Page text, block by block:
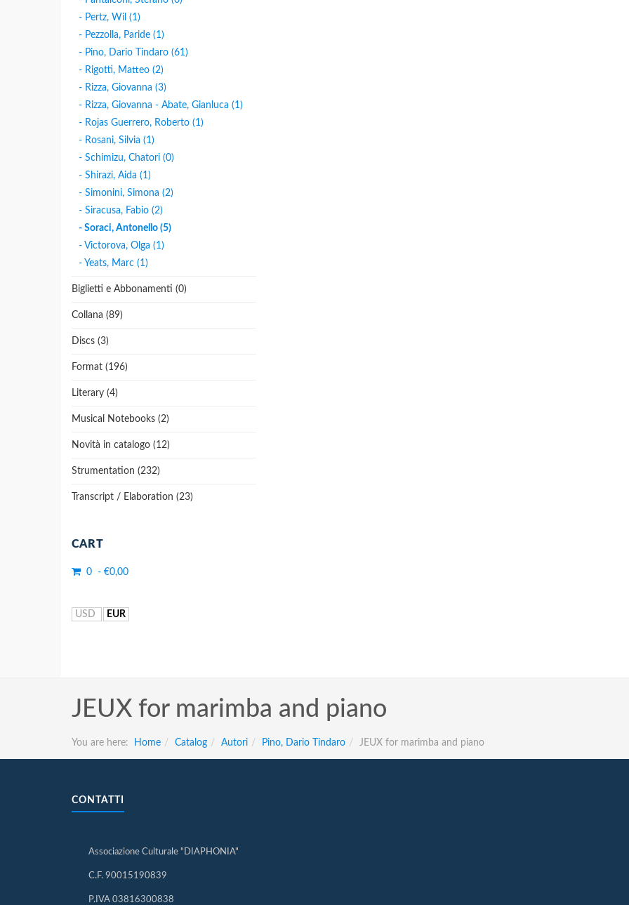
- Pertz, Wil (1)
- Pezzolla, Paride (1)
- Pino, Dario Tindaro (61)
- Rigotti, Matteo (2)
- Rizza, Giovanna (3)
- Rizza, Giovanna - Abate, Gianluca (1)
- Rojas Guerrero, Roberto (1)
- Rosani, Silvia (1)
- Schimizu, Chatori (0)
- Shirazi, Aida (1)
- Simonini, Simona (2)
- Siracusa, Fabio (2)
- Soraci, Antonello (5)
- Victorova, Olga (1)
- Yeats, Marc (1)
Biglietti e Abbonamenti (0)
Collana (89)
Discs (3)
Format (196)
Literary (4)
Musical Notebooks (2)
Novità in catalogo (12)
Strumentation (232)
Transcript / Elaboration (23)
CART
0 - €0,00
USD EUR
JEUX for marimba and piano
You are here: Home Catalog Autori Pino, Dario Tindaro JEUX for marimba and piano
CONTATTI
Associazione Culturale "DIAPHONIA"
C.F. 90015190839
P.IVA 03816300838